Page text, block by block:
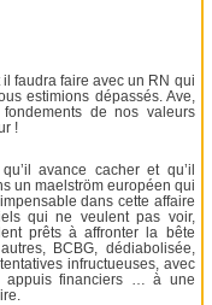
faudra faire avec un RN qui
estimions dépassés. Ave,
de nos valeurs
!
avance cacher et qu’il
un maelström européen qui
dans cette affaire
qui ne veulent pas voir,
prêts à affronter la bête
BCBG, dédiabolisée,
infructueuses, avec
appuis financiers … à une